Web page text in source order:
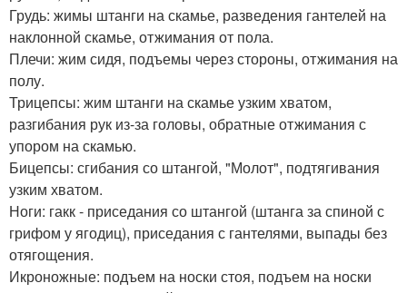
Грудь: жимы штанги на скамье, разведения гантелей на
наклонной скамье, отжимания от пола.
Плечи: жим сидя, подъемы через стороны, отжимания на
полу.
Трицепсы: жим штанги на скамье узким хватом,
разгибания рук из-за головы, обратные отжимания с
упором на скамью.
Бицепсы: сгибания со штангой, "Молот", подтягивания
узким хватом.
Ноги: гакк - приседания со штангой (штанга за спиной с
грифом у ягодиц), приседания с гантелями, выпады без
отягощения.
Икроножные: подъем на носки стоя, подъем на носки